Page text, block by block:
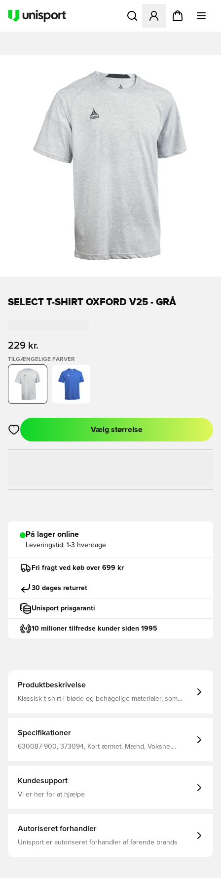
Åbner en Modal til at
SELECT T-SHIRT OXFORD V25 - GRÅ
229 kr.
TILGÆNGELIGE FARVER
Åbner en Modal til at logge ind eller tilmelde dig som medlem
Vælg størrelse
På lager online
Leveringstid: 1-3 hverdage
Fri fragt ved køb over 699 kr
30 dages returret
Unisport prisgaranti
10 milioner tilfredse kunder siden 1995
Produktbeskrivelse
Klassisk t-shirt i bløde og behagelige materialer, som
Specifikationer
630087-900, 373094, Kort ærmet, Mænd, Voksne,
Kundesupport
Vi er her for at hjælpe
Autoriseret forhandler
Unisport er autoriseret forhandler af førende brands